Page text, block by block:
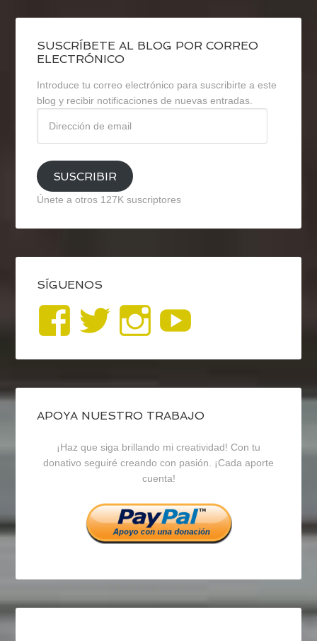
SUSCRÍBETE AL BLOG POR CORREO
ELECTRÓNICO
Introduce tu correo electrónico para suscribirte a este
blog y recibir notificaciones de nuevas entradas.
email
SUSCRIBIR
Únete a otros 127K suscriptores
SÍGUENOS
Ver
perfil
de
blogrecursosep
en
Facebook
Ver
perfil
de
recursosep
en
Twitter
Ver
perfil
de
recursosep
en
Instagram
APOYA NUESTRO TRABAJO
¡Haz que siga brillando mi creatividad! Con tu
donativo seguiré creando con pasión. ¡Cada aporte
cuenta!